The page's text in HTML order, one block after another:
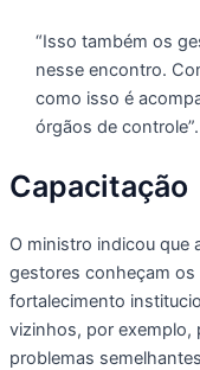
“Isso também os
nesse encontro.
como isso é
órgãos de controle”.
Capacitação
O ministro indicou que
gestores conheçam
fortalecimento
vizinhos, por exemplo,
problemas